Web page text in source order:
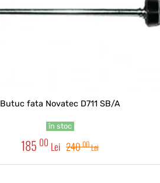
Butuc fata Novatec D711 SB/A
în stoc
185 00 Lei 24000Lei